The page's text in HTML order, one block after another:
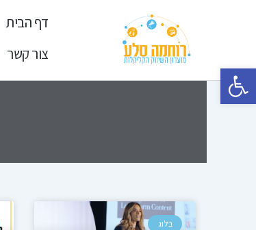
פתח סרגל נגישות
דף הבית
צור קשר
בלוג